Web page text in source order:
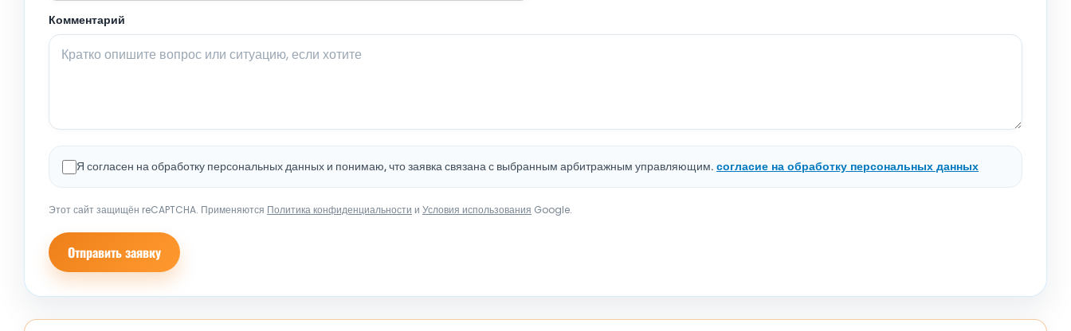
Комментарий
Я согласен на обработку персональных данных и понимаю, что заявка связана с выбранным арбитражным управляющим.согласие на обработку персональных данных
Этот сайт защищён reCAPTCHA. Применяются Политика конфиденциальности и Условия использования Google.
Отправить заявку